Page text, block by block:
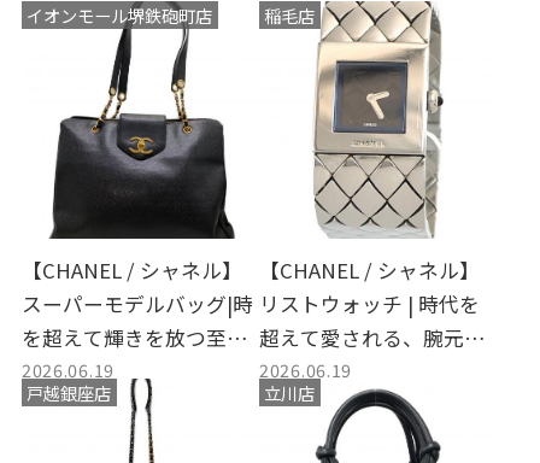
イオンモール堺鉄砲町店
【CHANEL / シャネル】
スーパーモデルバッグ|時
を超えて輝きを放つ至高
のヴィンテージ名品
2026.06.19
稲毛店
【CHANEL / シャネル】
リストウォッチ | 時代を
超えて愛される、腕元の
ちいさな名品
2026.06.19
戸越銀座店
立川店